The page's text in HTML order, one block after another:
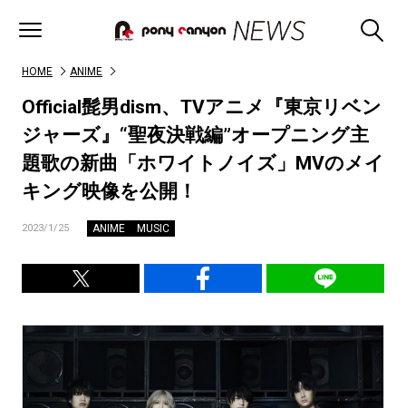
HOME ANIME
Official髭男dism、TVアニメ『東京リベン
ジャーズ』“聖夜決戦編”オープニング主
題歌の新曲「ホワイトノイズ」MVのメイ
キング映像を公開！
2023/1/25 ANIME MUSIC